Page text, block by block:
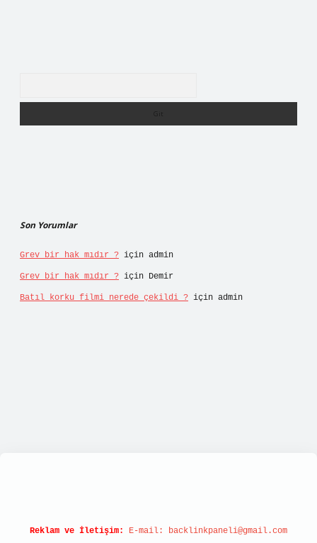
Son Yorumlar
Grev bir hak mıdır ? için admin
Grev bir hak mıdır ? için Demir
Batıl korku filmi nerede çekildi ? için admin
Reklam ve İletişim: E-mail: backlinkpaneli@gmail.com